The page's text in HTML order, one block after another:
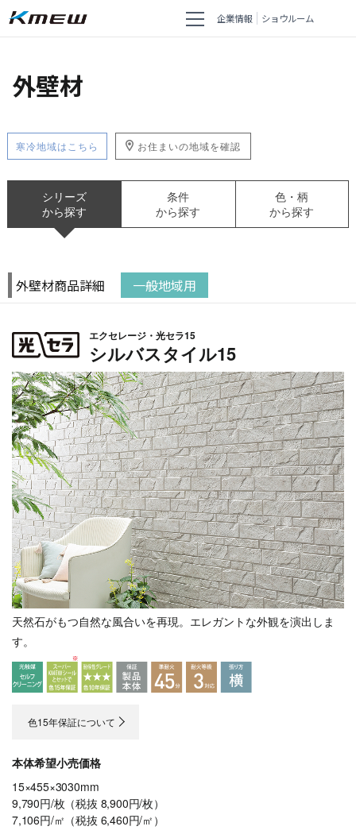
企業情報 ショウルーム
外壁材
寒冷地域はこちら お住まいの地域を確認
シリーズ
から探す
条件
から探す
色・柄
から探す
外壁材商品詳細 一般地域用
エクセレージ・光セラ15
シルバスタイル15
天然石がもつ自然な風合いを再現。エレガントな外観を演出しま
す。
色15年保証について
本体希望小売価格
15×455×3030mm
9,790円/枚（税抜 8,900円/枚）
7,106円/㎡（税抜 6,460円/㎡）